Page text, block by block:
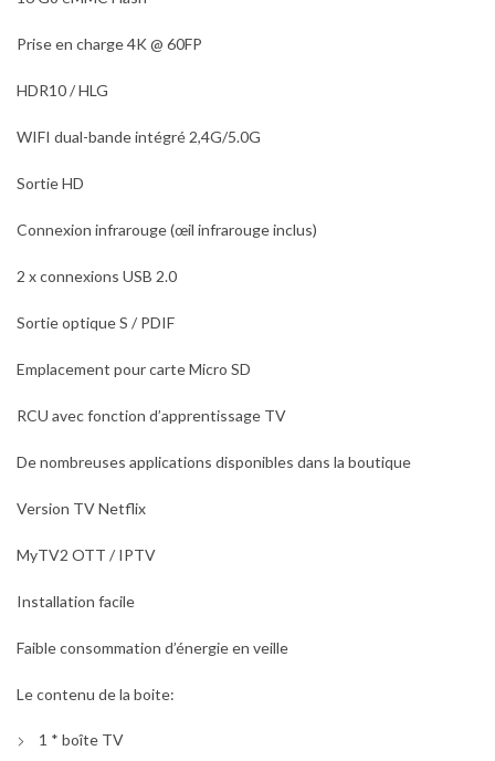
Prise en charge 4K @ 60FP
HDR10 / HLG
WIFI dual-bande intégré 2,4G/5.0G
Sortie HD
Connexion infrarouge (œil infrarouge inclus)
2 x connexions USB 2.0
Sortie optique S / PDIF
Emplacement pour carte Micro SD
RCU avec fonction d’apprentissage TV
De nombreuses applications disponibles dans la boutique
Version TV Netflix
MyTV2 OTT / IPTV
Installation facile
Faible consommation d’énergie en veille
Le contenu de la boite:
1 * boîte TV